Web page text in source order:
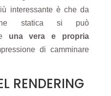
interessante è che da
statica si può
una vera e propria
di camminare
RENDERING